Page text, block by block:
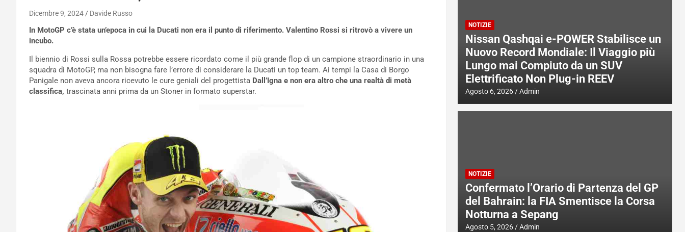
Dicembre 9, 2024 Davide Russo
In MotoGP c’è stata un’epoca in cui la Ducati non era il punto di riferimento. Valentino Rossi si ritrovò a vivere un
incubo.
Il biennio di Rossi sulla Rossa potrebbe essere ricordato come il più grande flop di un campione straordinario in una
squadra di MotoGP, ma non bisogna fare l’errore di considerare la Ducati un top team. Ai tempi la Casa di Borgo
Panigale non aveva ancora ricevuto le cure geniali del progettista Dall’Igna e non era altro che una realtà di metà
classifica, trascinata anni prima da un Stoner in formato superstar.
NOTIZIE
Nissan Qashqai e-POWER Stabilisce un
Nuovo Record Mondiale: Il Viaggio più
Lungo mai Compiuto da un SUV
Elettrificato Non Plug-in REEV
Agosto 6, 2026 Admin
NOTIZIE
Confermato l’Orario di Partenza del GP
del Bahrain: la FIA Smentisce la Corsa
Notturna a Sepang
Agosto 5, 2026 Admin